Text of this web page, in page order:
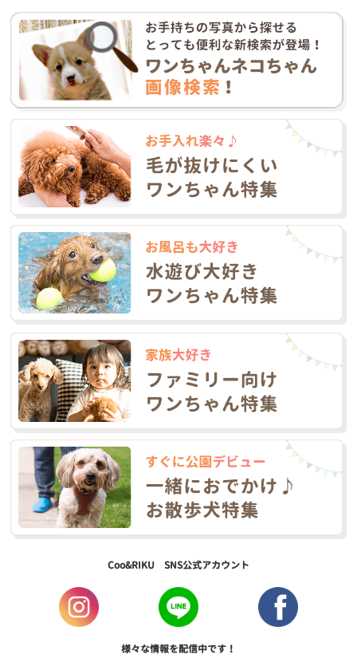
Coo&RIKU SNS公式アカウント
様々な情報を配信中です！